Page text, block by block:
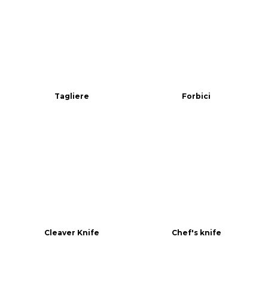
Tagliere Forbici
Cleaver Knife Chef's knife